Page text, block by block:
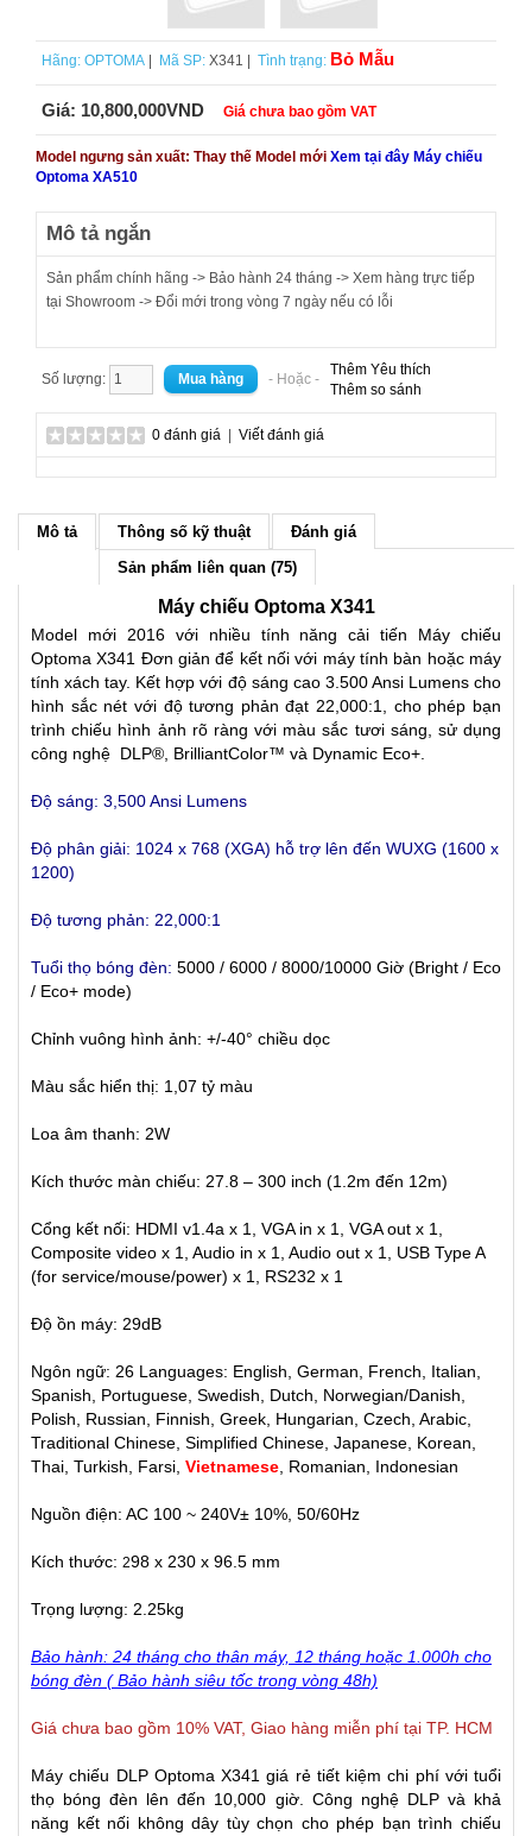
Hãng: OPTOMA Mã SP: X341 | Tình trạng: Bỏ Mẫu
Giá: 10,800,000VND Giá chưa bao gồm VAT
Model ngưng sản xuất: Thay thế Model mới Xem tại đây Máy chiếu
Optoma XA510
Mô tả ngắn
Sản phẩm chính hãng -> Bảo hành 24 tháng -> Xem hàng trực tiếp
tại Showroom -> Đổi mới trong vòng 7 ngày nếu có lỗi
Số lượng: - Hoặc -
Thêm Yêu thích
Thêm so sánh
0 đánh giá Viết đánh giá
Mô tả Thông số kỹ thuật
Đánh giá
Sản phẩm liên quan (75)
Máy chiếu Optoma X341
Model mới 2016 với nhiều tính năng cải tiến Máy chiếu
Optoma X341 Đơn giản để kết nối với máy tính bàn hoặc máy
tính xách tay. Kết hợp với độ sáng cao 3.500 Ansi Lumens cho
hình sắc nét với độ tương phản đạt 22,000:1, cho phép bạn
trình chiếu hình ảnh rõ ràng với màu sắc tươi sáng, sử dụng
công nghệ DLP®, BrilliantColor™ và Dynamic Eco+.
Độ sáng: 3,500 Ansi Lumens
Độ phân giải: 1024 x 768 (XGA) hỗ trợ lên đến WUXG (1600 x
1200)
Độ tương phản: 22,000:1
Tuổi thọ bóng đèn: 5000 / 6000 / 8000/10000 Giờ (Bright / Eco
/ Eco+ mode)
Chỉnh vuông hình ảnh: +/-40° chiều dọc
Màu sắc hiển thị: 1,07 tỷ màu
Loa âm thanh: 2W
Kích thước màn chiếu: 27.8 – 300 inch (1.2m đến 12m)
Cổng kết nối: HDMI v1.4a x 1, VGA in x 1, VGA out x 1,
Composite video x 1, Audio in x 1, Audio out x 1, USB Type A
(for service/mouse/power) x 1, RS232 x 1
Độ ồn máy: 29dB
Ngôn ngữ: 26 Languages: English, German, French, Italian,
Spanish, Portuguese, Swedish, Dutch, Norwegian/Danish,
Polish, Russian, Finnish, Greek, Hungarian, Czech, Arabic,
Traditional Chinese, Simplified Chinese, Japanese, Korean,
Thai, Turkish, Farsi, Vietnamese , Romanian, Indonesian
Nguồn điện: AC 100 ~ 240V± 10%, 50/60Hz
Kích thước: 298 x 230 x 96.5 mm
Trọng lượng: 2.25kg
Bảo hành: 24 tháng cho thân máy, 12 tháng hoặc 1.000h cho
bóng đèn ( Bảo hành siêu tốc trong vòng 48h)
Giá chưa bao gồm 10% VAT, Giao hàng miễn phí tại TP. HCM
Máy chiếu DLP Optoma X341 giá rẻ tiết kiệm chi phí với tuổi
thọ bóng đèn lên đến 10,000 giờ. Công nghệ DLP và khả
năng kết nối không dây tùy chọn cho phép bạn trình chiếu